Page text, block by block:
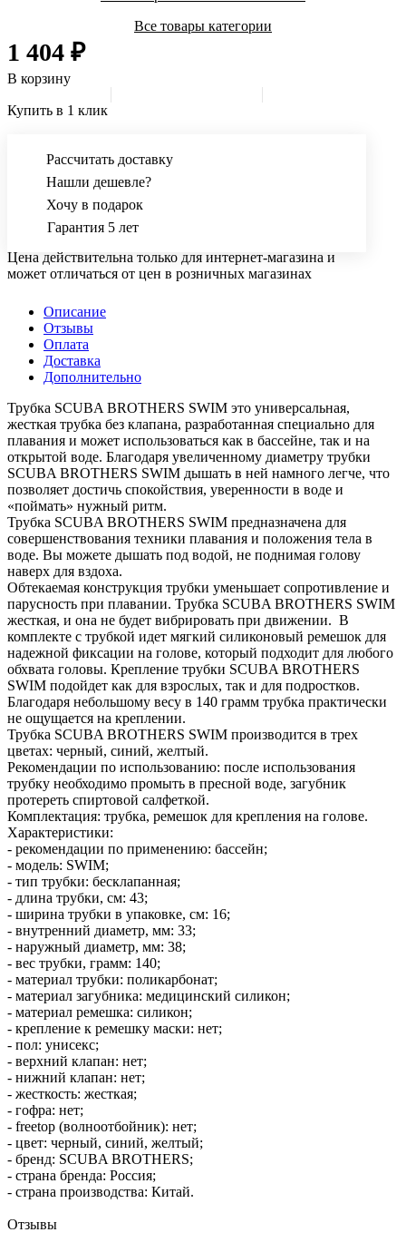
Все товары категории
1 404 ₽
В корзину
Купить в 1 клик
Рассчитать доставку
Нашли дешевле?
Хочу в подарок
Гарантия 5 лет
Цена действительна только для интернет-магазина и
может отличаться от цен в розничных магазинах
Описание
Отзывы
Оплата
Доставка
Дополнительно
Трубка SCUBA BROTHERS SWIM это универсальная,
жесткая трубка без клапана, разработанная специально для
плавания и может использоваться как в бассейне, так и на
открытой воде. Благодаря увеличенному диаметру трубки
SCUBA BROTHERS SWIM дышать в ней намного легче, что
позволяет достичь спокойствия, уверенности в воде и
«поймать» нужный ритм.
Трубка SCUBA BROTHERS SWIM предназначена для
совершенствования техники плавания и положения тела в
воде. Вы можете дышать под водой, не поднимая голову
наверх для вздоха.
Обтекаемая конструкция трубки уменьшает сопротивление и
парусность при плавании. Трубка SCUBA BROTHERS SWIM
жесткая, и она не будет вибрировать при движении. В
комплекте с трубкой идет мягкий силиконовый ремешок для
надежной фиксации на голове, который подходит для любого
обхвата головы. Крепление трубки SCUBA BROTHERS
SWIM подойдет как для взрослых, так и для подростков.
Благодаря небольшому весу в 140 грамм трубка практически
не ощущается на креплении.
Трубка SCUBA BROTHERS SWIM производится в трех
цветах: черный, синий, желтый.
Рекомендации по использованию: после использования
трубку необходимо промыть в пресной воде, загубник
протереть спиртовой салфеткой.
Комплектация: трубка, ремешок для крепления на голове.
Характеристики:
- рекомендации по применению: бассейн;
- модель: SWIM;
- тип трубки: бесклапанная;
- длина трубки, см: 43;
- ширина трубки в упаковке, см: 16;
- внутренний диаметр, мм: 33;
- наружный диаметр, мм: 38;
- вес трубки, грамм: 140;
- материал трубки: поликарбонат;
- материал загубника: медицинский силикон;
- материал ремешка: силикон;
- крепление к ремешку маски: нет;
- пол: унисекс;
- верхний клапан: нет;
- нижний клапан: нет;
- жесткость: жесткая;
- гофра: нет;
- freetop (волноотбойник): нет;
- цвет: черный, синий, желтый;
- бренд: SCUBA BROTHERS;
- страна бренда: Россия;
- страна производства: Китай.
Отзывы